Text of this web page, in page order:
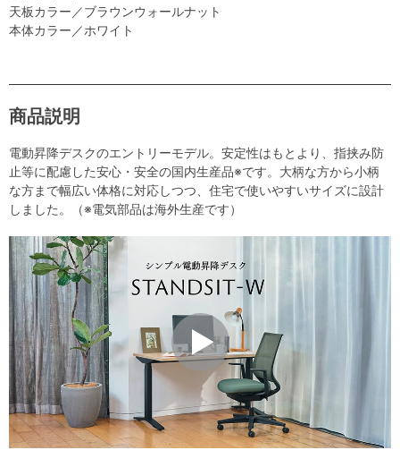
天板カラー／ブラウンウォールナット
本体カラー／ホワイト
商品説明
電動昇降デスクのエントリーモデル。安定性はもとより、指挟み防
止等に配慮した安心・安全の国内生産品※です。大柄な方から小柄
な方まで幅広い体格に対応しつつ、住宅で使いやすいサイズに設計
しました。（※電気部品は海外生産です）